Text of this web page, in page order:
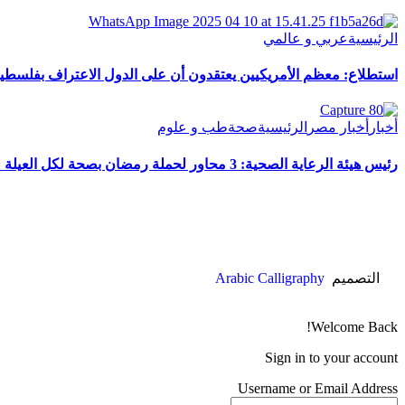
الرئيسيةعربي و عالمي
استطلاع: معظم الأمريكيين يعتقدون أن على الدول الاعتراف
أخبار أخبار مصر الرئيسيةصحةطب و علوم
رئيس هيئة الرعاية الصحية: 3 محاور لحملة رمضان بصحة لكل العيلة لعام 2025
التصميم Arabic Calligraphy
Welcome Back!
Sign in to your account
Username or Email Address